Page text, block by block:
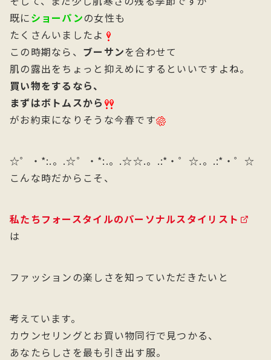
既にショーパンの女性も
たくさんいましたよ
この時期なら、 ブーサンを合わせて
肌の露出をちょっと抑えめにするといいですよね。
買い物をするなら、
まずはボトムスから
がお約束になりそうな今春です
☆゜・*:.。.☆゜・*:.。.☆☆.。.:*・゜☆.。.:*・゜☆
こんな時だからこそ、
私たちフォースタイルのパーソナルスタイリスト
は
ファッションの楽しさを知っていただきたいと
考えています。
カウンセリングとお買い物同行で見つかる、
あなたらしさを最も引き出す服。